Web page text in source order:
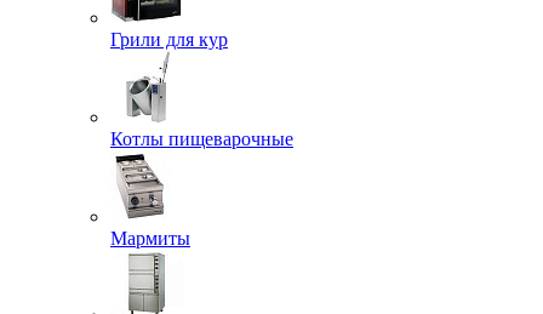
Грили для кур
Котлы пищеварочные
Мармиты